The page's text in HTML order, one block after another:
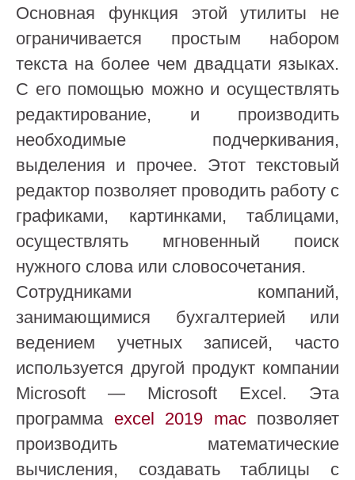
Основная функция этой утилиты не
ограничивается простым набором
текста на более чем двадцати языках.
С его помощью можно и осуществлять
редактирование, и производить
необходимые подчеркивания,
выделения и прочее. Этот текстовый
редактор позволяет проводить работу с
графиками, картинками, таблицами,
осуществлять мгновенный поиск
нужного слова или словосочетания.
Сотрудниками компаний,
занимающимися бухгалтерией или
ведением учетных записей, часто
используется другой продукт компании
Microsoft — Microsoft Excel. Эта
программа excel 2019 macпозволяет
производить математические
вычисления, создавать таблицы с